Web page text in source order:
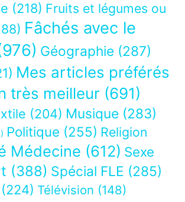
(218) Fruits et légumes ou
Fâchés avec le
Géographie (287)
Mes articles préférés
très meilleur (691)
(204) Musique (283)
Politique (255) Religion
Médecine (612) Sexe
(388) Spécial FLE (285)
(224) Télévision (148)